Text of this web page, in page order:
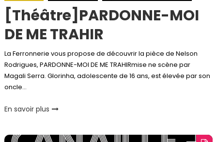
[Théâtre]PARDONNE-MOI
DE ME TRAHIR
La Ferronnerie vous propose de découvrir la pièce de Nelson
Rodrigues, PARDONNE-MOI DE ME TRAHIRmise ne scène par
Magali Serra. Glorinha, adolescente de 16 ans, est élevée par son
oncle…
En savoir plus